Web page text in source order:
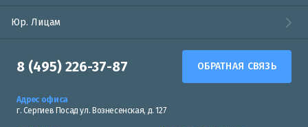
Юр. Лицам
8 (495) 226-37-87 ОБРАТНАЯ СВЯЗЬ
Адрес офиса
г. Сергиев Посад ул. Вознесенская, д. 127